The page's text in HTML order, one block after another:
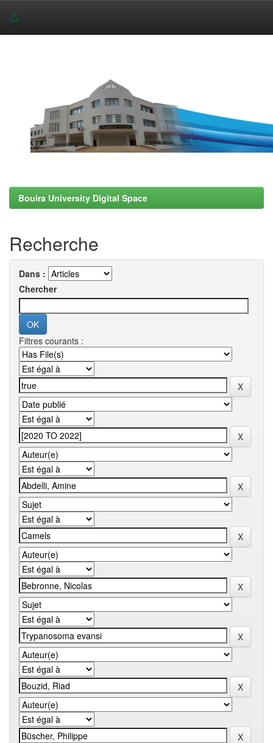
Bouira University Digital Space
Recherche
Dans :
Chercher
Filtres courants :